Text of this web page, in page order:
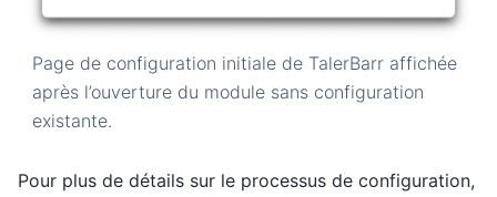
Page de configuration initiale de TalerBarr affichée
après l’ouverture du module sans configuration
existante.
Pour plus de détails sur le processus de configuration,